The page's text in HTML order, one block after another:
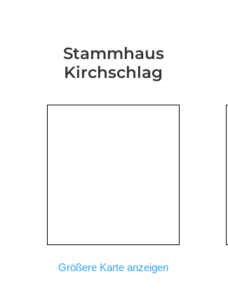
Stammhaus
Kirchschlag
Größere Karte anzeigen